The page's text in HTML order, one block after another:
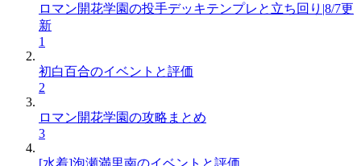
ロマン開花学園の投手デッキテンプレと立ち回り|8/7更
新
1
初白百合のイベントと評価
2
ロマン開花学園の攻略まとめ
3
[水着]泡瀬満里南のイベントと評価